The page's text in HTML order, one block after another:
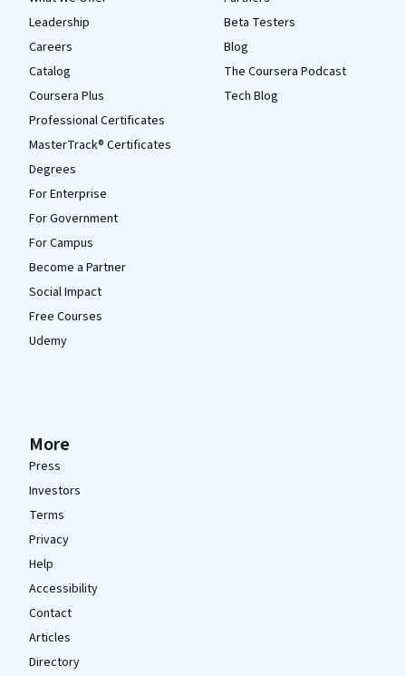
Leadership
Careers
Catalog
Coursera Plus
Professional Certificates
MasterTrack® Certificates
Degrees
For Enterprise
For Government
For Campus
Become a Partner
Social Impact
Free Courses
Udemy
Beta Testers
Blog
The Coursera Podcast
Tech Blog
More
Press
Investors
Terms
Privacy
Help
Accessibility
Contact
Articles
Directory